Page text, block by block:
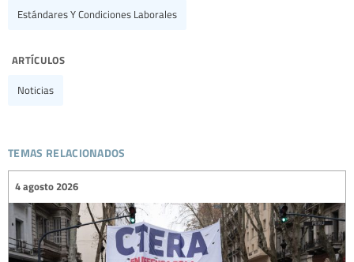
Estándares Y Condiciones Laborales
artículos
Noticias
temas relacionados
4 agosto 2026